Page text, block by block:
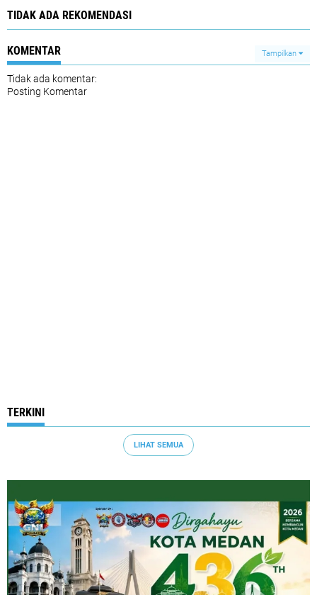
TIDAK ADA REKOMENDASI
KOMENTAR Tampilkan
Tidak ada komentar:
Posting Komentar
TERKINI
LIHAT SEMUA